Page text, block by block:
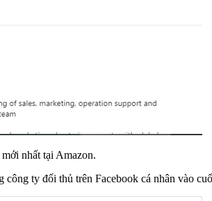
nhất tại Amazon.
ty đối thủ trên Facebook cá nhân vào